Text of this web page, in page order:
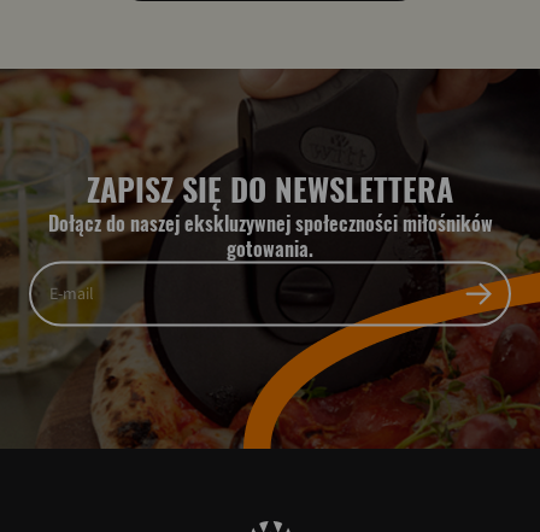
ZAPISZ SIĘ DO NEWSLETTERA
Dołącz do naszej ekskluzywnej społeczności miłośników
gotowania.